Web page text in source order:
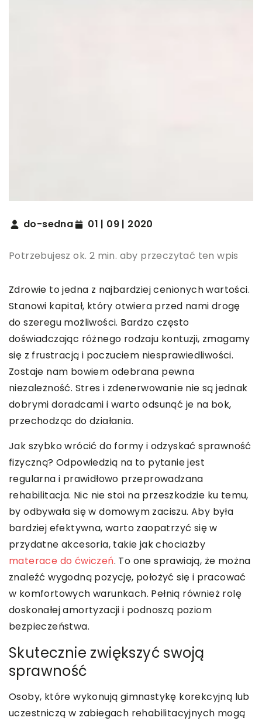
do-sedna 01 | 09 | 2020
Potrzebujesz ok. 2 min. aby przeczytać ten wpis
Zdrowie to jedna z najbardziej cenionych wartości.
Stanowi kapitał, który otwiera przed nami drogę
do szeregu możliwości. Bardzo często
doświadczając różnego rodzaju kontuzji, zmagamy
się z frustracją i poczuciem niesprawiedliwości.
Zostaje nam bowiem odebrana pewna
niezależność. Stres i zdenerwowanie nie są jednak
dobrymi doradcami i warto odsunąć je na bok,
przechodząc do działania.
Jak szybko wrócić do formy i odzyskać sprawność
fizyczną? Odpowiedzią na to pytanie jest
regularna i prawidłowo przeprowadzana
rehabilitacja. Nic nie stoi na przeszkodzie ku temu,
by odbywała się w domowym zaciszu. Aby była
bardziej efektywna, warto zaopatrzyć się w
przydatne akcesoria, takie jak chociażby
materace do ćwiczeń. To one sprawiają, że można
znaleźć wygodną pozycję, położyć się i pracować
w komfortowych warunkach. Pełnią również rolę
doskonałej amortyzacji i podnoszą poziom
bezpieczeństwa.
Skutecznie zwiększyć swoją
sprawność
Osoby, które wykonują gimnastykę korekcyjną lub
uczestniczą w zabiegach rehabilitacyjnych mogą